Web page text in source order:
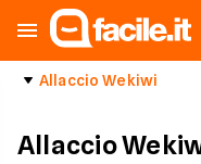
Allaccio Wekiwi
Allaccio